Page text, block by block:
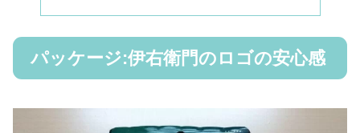
パッケージ:伊右衛門のロゴの安心感